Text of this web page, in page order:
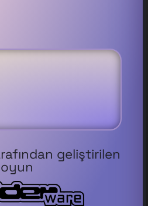
geliştirilen
oyun